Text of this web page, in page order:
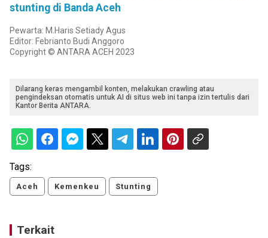
stunting di Banda Aceh
Pewarta: M.Haris Setiady Agus
Editor: Febrianto Budi Anggoro
Copyright © ANTARA ACEH 2023
Dilarang keras mengambil konten, melakukan crawling atau
pengindeksan otomatis untuk AI di situs web ini tanpa izin tertulis dari
Kantor Berita ANTARA.
Tags:
Aceh Kemenkeu Stunting
Terkait